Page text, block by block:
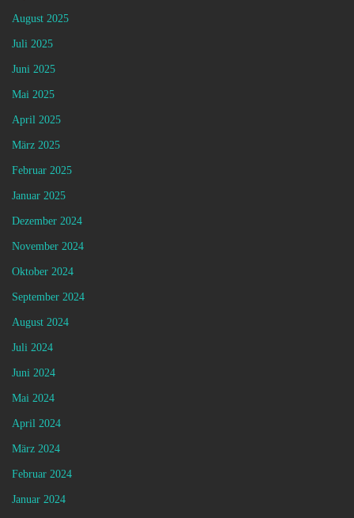
August 2025
Juli 2025
Juni 2025
Mai 2025
April 2025
März 2025
Februar 2025
Januar 2025
Dezember 2024
November 2024
Oktober 2024
September 2024
August 2024
Juli 2024
Juni 2024
Mai 2024
April 2024
März 2024
Februar 2024
Januar 2024